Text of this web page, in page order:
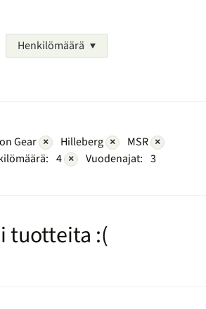
Henkilömäärä
Gear × Hilleberg × MSR ×
4 × Vuodenajat: 3
tuotteita :(